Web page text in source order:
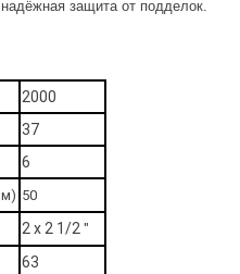
защита от подделок.
2000
37
6
50
2 х 2 1/2 "
63